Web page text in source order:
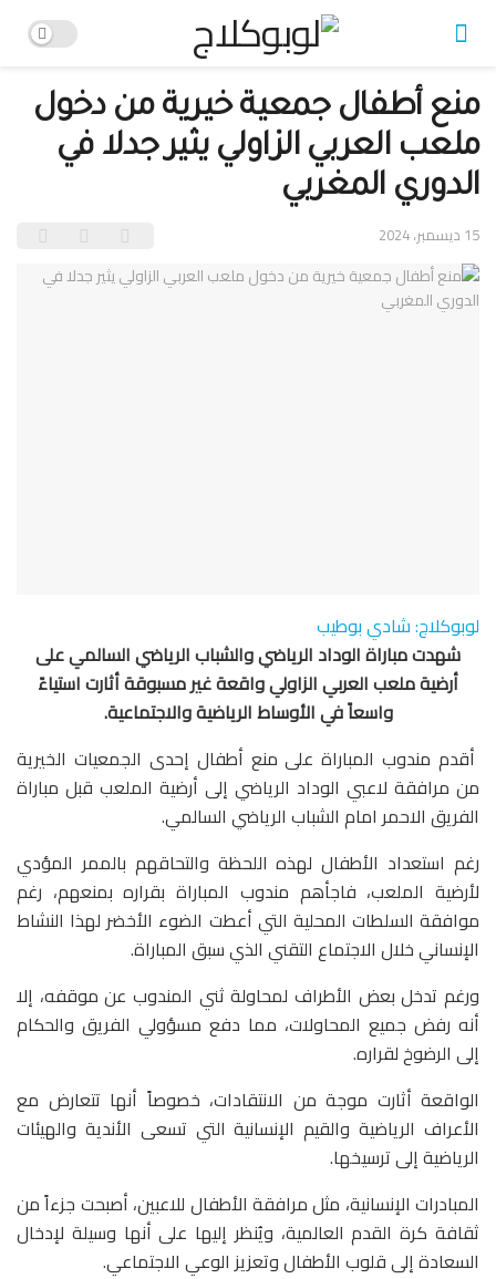
منع أطفال جمعية خيرية من دخول
ملعب العربي الزاولي يثير جدلا في
الدوري المغربي
15 ديسمبر، 2024
لوبوكلاج: شادي بوطيب
شهدت مباراة الوداد الرياضي والشباب الرياضي السالمي على
أرضية ملعب العربي الزاولي واقعة غير مسبوقة أثارت استياءً
واسعاً في الأوساط الرياضية والاجتماعية.
أقدم مندوب المباراة على منع أطفال إحدى الجمعيات الخيرية
من مرافقة لاعبي الوداد الرياضي إلى أرضية الملعب قبل مباراة
الفريق الاحمر امام الشباب الرياضي السالمي.
رغم استعداد الأطفال لهذه اللحظة والتحاقهم بالممر المؤدي
لأرضية الملعب، فاجأهم مندوب المباراة بقراره بمنعهم، رغم
موافقة السلطات المحلية التي أعطت الضوء الأخضر لهذا النشاط
الإنساني خلال الاجتماع التقني الذي سبق المباراة.
ورغم تدخل بعض الأطراف لمحاولة ثني المندوب عن موقفه، إلا
أنه رفض جميع المحاولات، مما دفع مسؤولي الفريق والحكام
إلى الرضوخ لقراره.
الواقعة أثارت موجة من الانتقادات، خصوصاً أنها تتعارض مع
الأعراف الرياضية والقيم الإنسانية التي تسعى الأندية والهيئات
الرياضية إلى ترسيخها.
المبادرات الإنسانية، مثل مرافقة الأطفال للاعبين، أصبحت جزءاً من
ثقافة كرة القدم العالمية، ويُنظر إليها على أنها وسيلة لإدخال
السعادة إلى قلوب الأطفال وتعزيز الوعي الاجتماعي.